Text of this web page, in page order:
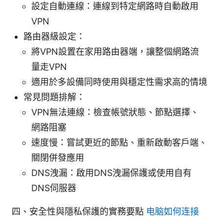
設定自動連線：連線到特定網路時自動啟用
VPN
路由器級設定：
將VPN設置在家用路由器端，讓整個網路流
量走VPN
適用於多設備同時使用與穩定性需求高的情境
常見問題排解：
VPN無法連線：檢查帳號狀態、節點選擇、
網路阻塞
速度慢：嘗試更近的節點、重新啟動客戶端、
關閉併發應用
DNS洩漏：啟用DNS洩漏保護或使用自有
DNS伺服器
四、安全性與隱私保護的實務要點 电脑如何连接